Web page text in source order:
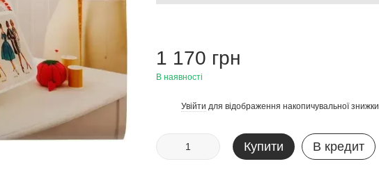
1 170 грн
В наявності
Увійти для відображення накопичувальної знижки
Купити В кредит